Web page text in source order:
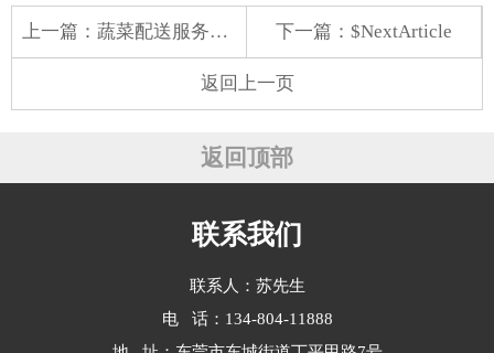
上一篇： 蔬菜配送服务上门电话 下一篇：$NextArticle
返回上一页
返回顶部
联系我们
联系人：苏先生
电 话：134-804-11888